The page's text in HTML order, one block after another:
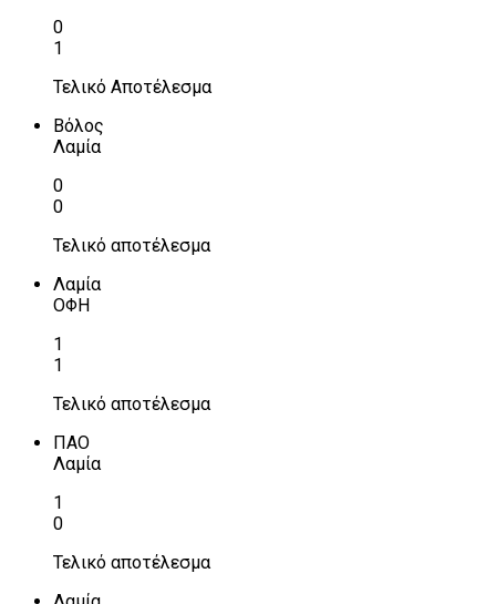
0
1
Τελικό Αποτέλεσμα
Βόλος
Λαμία
0
0
Τελικό αποτέλεσμα
Λαμία
ΟΦΗ
1
1
Τελικό αποτέλεσμα
ΠΑΟ
Λαμία
1
0
Τελικό αποτέλεσμα